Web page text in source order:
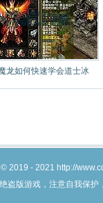
龙如何快速学会道士冰
2019 - 2021 http://
盗版游戏，注意自我保